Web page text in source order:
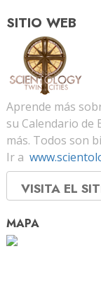
SITIO WEB
Aprende más
su Calendario de
más. Todos son
Ir a
VISITA EL
MAPA